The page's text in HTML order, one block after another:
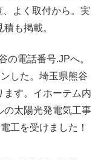
よく取付から。実
も掲載。
の電話番号.JPへ。
した。埼玉県熊谷
ます。イホーテム内
の太陽光発電気工事
工を受けました！